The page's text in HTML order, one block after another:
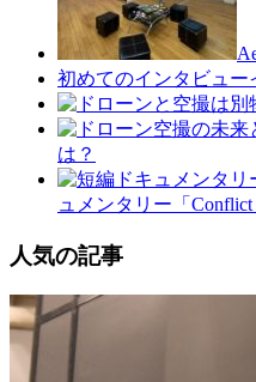
初めてのインタビュー
は？
ュメンタリー「Conflict
人気の記事